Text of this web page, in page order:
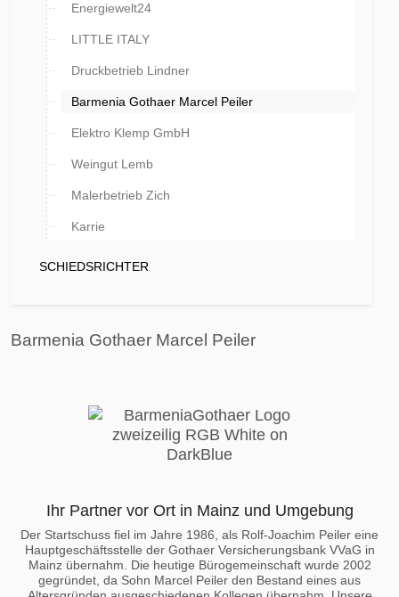
Energiewelt24
LITTLE ITALY
Druckbetrieb Lindner
Barmenia Gothaer Marcel Peiler
Elektro Klemp GmbH
Weingut Lemb
Malerbetrieb Zich
Karrie
SCHIEDSRICHTER
Barmenia Gothaer Marcel Peiler
Ihr Partner vor Ort in Mainz und Umgebung
Der Startschuss fiel im Jahre 1986, als Rolf-Joachim Peiler eine
Hauptgeschäftsstelle der Gothaer Versicherungsbank VVaG in
Mainz übernahm. Die heutige Bürogemeinschaft wurde 2002
gegründet, da Sohn Marcel Peiler den Bestand eines aus